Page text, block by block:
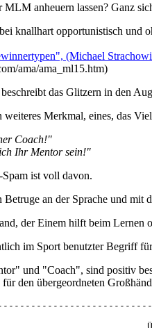
anheuern lassen? Ganz
knallhart opportunistisch und
(Michael
ama/ama_ml15.htm)
das Glitzern in den
weiteres Merkmal, eines, das
Coach!"
Ihr Mentor sein!"
ist voll davon.
Betruge an der Sprache und mit
der Einem hilft beim Lernen
im Sport benutzter Begriff
und "Coach", sind positiv
den übergeordneten